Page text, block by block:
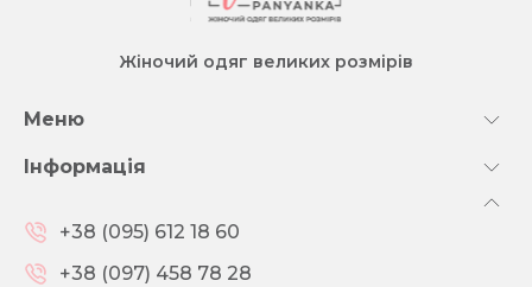
Жіночий одяг великих розмірів
Меню
Інформація
+38 (095) 612 18 60
+38 (097) 458 78 28